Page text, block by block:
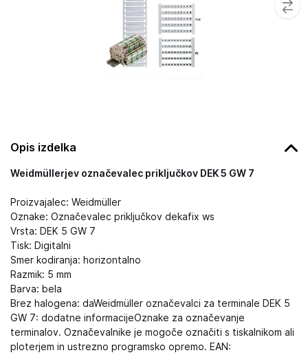
Opis izdelka
Weidmüllerjev označevalec priključkov DEK 5 GW 7
Proizvajalec: Weidmüller
Oznake: Označevalec priključkov dekafix ws
Vrsta: DEK 5 GW 7
Tisk: Digitalni
Smer kodiranja: horizontalno
Razmik: 5 mm
Barva: bela
Brez halogena: daWeidmüller označevalci za terminale DEK 5
GW 7: dodatne informacijeOznake za označevanje
terminalov. Označevalnike je mogoče označiti s tiskalnikom ali
ploterjem in ustrezno programsko opremo. EAN: